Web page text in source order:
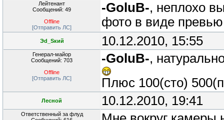
Лейтенант
Сообщений: 49
Offline
[Отправить ЛС]
-GoluB-, неплохо
фото в виде
Эd_Sкий 10.12.2010, 15:55
Генерал-майор
Сообщений: 703
Offline
[Отправить ЛС]
-GoluB-,
Плюс 100(сто)
Лесной 10.12.2010, 19:41
Ответственный за флуд